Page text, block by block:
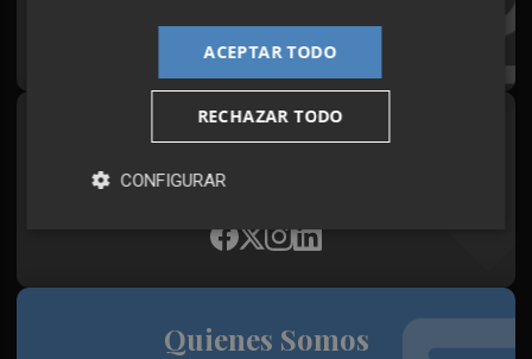
Síguenos en redes
Plaza Podcast, desde cualquier medio
Quienes Somos
ACEPTAR TODO
RECHAZAR TODO
CONFIGURAR